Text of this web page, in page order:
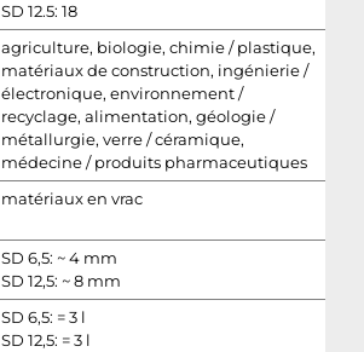
SD 12.5: 18
agriculture, biologie, chimie / plastique,
matériaux de construction, ingénierie /
électronique, environnement /
recyclage, alimentation, géologie /
métallurgie, verre / céramique,
médecine / produits pharmaceutiques
matériaux en vrac
SD 6,5: ~ 4 mm
SD 12,5: ~ 8 mm
SD 6,5: = 3 l
SD 12,5: = 3 l